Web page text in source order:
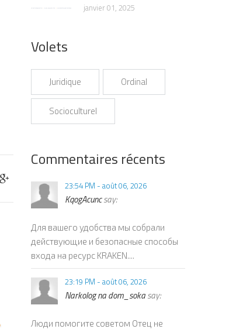
janvier 01, 2025
Volets
Juridique Ordinal
Socioculturel
Commentaires récents
23:54 PM - août 06, 2026
KqogAcuncsay:
Для вашего удобства мы собрали
действующие и безопасные способы
входа на ресурс KRAKEN....
23:19 PM - août 06, 2026
Narkolog na dom_sokasay:
Люди помогите советом Отец не